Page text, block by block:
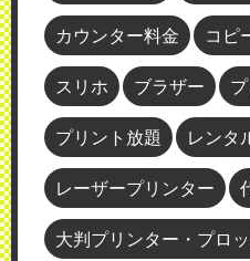
カウンター料金 コピ
スリホ ブラザー
プリント放題 レンタ
レーザープリンター
大判プリンター・プロ